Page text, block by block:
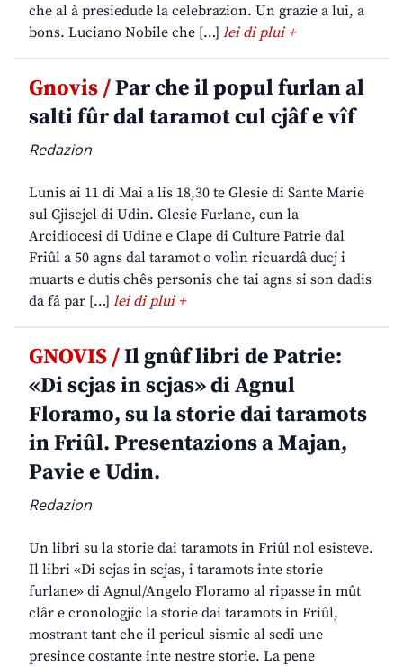
che al à presiedude la celebrazion. Un grazie a lui, a
bons. Luciano Nobile che […] lei di plui +
Gnovis /Par che il popul furlan al
salti fûr dal taramot cul cjâf e vîf
Redazion
Lunis ai 11 di Mai a lis 18,30 te Glesie di Sante Marie
sul Cjiscjel di Udin. Glesie Furlane, cun la
Arcidiocesi di Udine e Clape di Culture Patrie dal
Friûl a 50 agns dal taramot o volìn ricuardâ ducj i
muarts e dutis chês personis che tai agns si son dadis
da fâ par […] lei di plui +
GNOVIS /Il gnûf libri de Patrie:
«Di scjas in scjas» di Agnul
Floramo, su la storie dai taramots
in Friûl. Presentazions a Majan,
Pavie e Udin.
Redazion
Un libri su la storie dai taramots in Friûl nol esisteve.
Il libri «Di scjas in scjas, i taramots inte storie
furlane» di Agnul/Angelo Floramo al ripasse in mût
clâr e cronologjic la storie dai taramots in Friûl,
mostrant tant che il pericul sismic al sedi une
presince costante inte nestre storie. La pene